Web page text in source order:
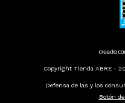
Copyright Tienda ABRE -
Defensa de las y los
Botón